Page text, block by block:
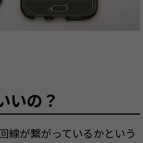
いの？
線が繋がっているかという